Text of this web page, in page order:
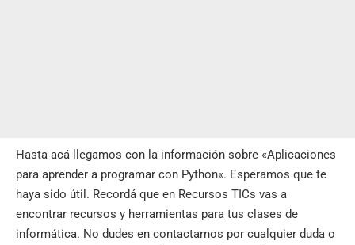
Hasta acá llegamos con la información sobre «Aplicaciones
para aprender a programar con Python«. Esperamos que te
haya sido útil. Recordá que en Recursos TICs vas a
encontrar recursos y herramientas para tus clases de
informática. No dudes en contactarnos por cualquier duda o